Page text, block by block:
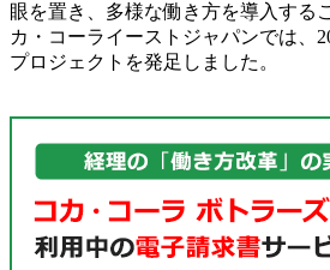
眼を置き、多様な働き方を導入する
カ・コーライーストジャパンでは、
プロジェクトを発足しました。